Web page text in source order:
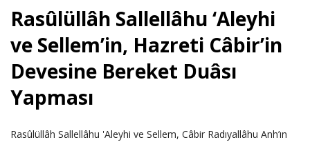
Rasûlüllâh Sallellâhu ‘Aleyhi
ve Sellem’in, Hazreti Câbir’in
Devesine Bereket Duâsı
Yapması
Rasûlüllâh Sallellâhu 'Aleyhi ve Sellem, Câbir Radıyallâhu Anh’ın